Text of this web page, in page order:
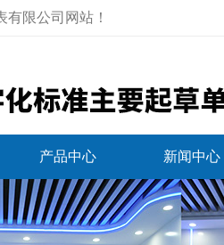
有限公司网站 ！
产品中心 新闻中心